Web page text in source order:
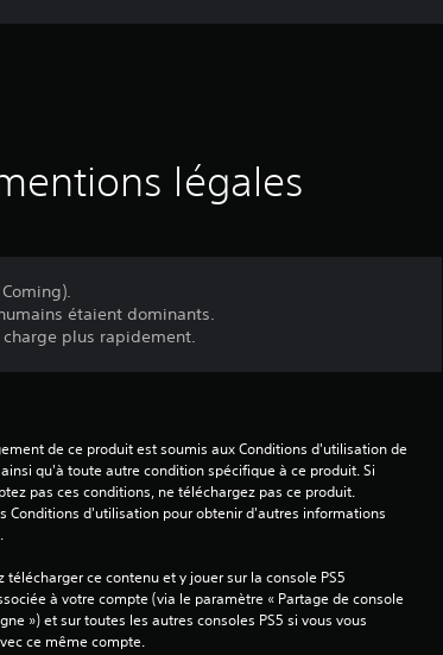
légales
étaient dominants.
charge plus rapidement.
de ce produit est soumis aux Conditions d'utilisation de
qu'à toute autre condition spécifique à ce produit. Si
pas ces conditions, ne téléchargez pas ce produit.
Conditions d'utilisation pour obtenir d'autres informations
télécharger ce contenu et y jouer sur la console PS5
à votre compte (via le paramètre « Partage de console
») et sur toutes les autres consoles PS5 si vous vous
ce même compte.